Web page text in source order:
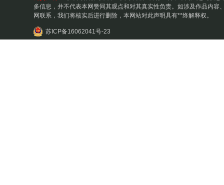
多信息，并不代表本网赞同其观点和对其真实性负责。如涉及作品内容
网联系，我们将核实后进行删除，本网站对此声明具有**终解释权。
苏ICP备16062041号-23